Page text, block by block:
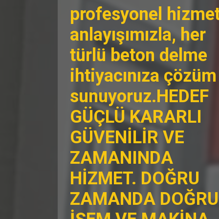
profesyonel
anlayışımızla, her
türlü beton delme
ihtiyacınıza çözüm
sunuyoruz.HEDEF
GÜÇLÜ KARARLI
GÜVENİLİR VE
ZAMANINDA
HİZMET. DOĞRU
ZAMANDA DOĞRU